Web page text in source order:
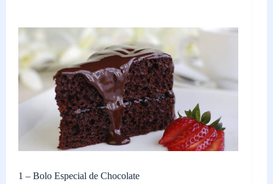
1 – Bolo Especial de Chocolate